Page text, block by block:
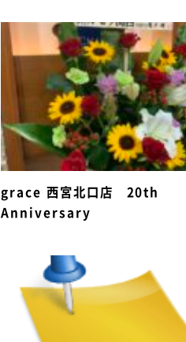
grace 西宮北口店 20th
Anniversary